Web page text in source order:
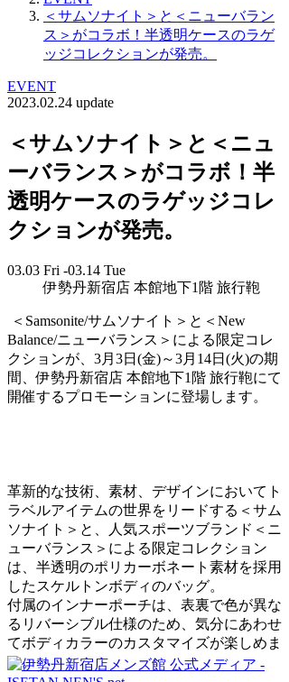
＜サムソナイト＞と＜ニューバラン
ス＞がコラボ！半透明ケースのラゲ
ッジコレクションが発売。
EVENT
2023.02.24 update
＜サムソナイト＞と＜ニュ
ーバランス＞がコラボ！半
透明ケースのラゲッジコレ
クションが発売。
03.03 Fri -03.14 Tue
伊勢丹新宿店 本館地下1階 旅行鞄
＜Samsonite/サムソナイト＞と＜New
Balance/ニューバランス＞による限定コレ
クションが、3月3日(金)～3月14日(火)の期
間、伊勢丹新宿店 本館地下1階 旅行鞄にて
開催するプロモーションに登場します。
革新的な技術、素材、デザインにおいてト
ラベルアイテムの世界をリードする＜サム
ソナイト＞と、人気スポーツブランド＜ニ
ューバランス＞による限定コレクション
は、半透明のポリカーボネート素材を採用
したスケルトンボディのバッグ。
付属のインナーポーチは、 表裏で色が異な
る リバーシブル仕様のため、気分にあわせ
てボディカラーのカスタマイズが楽しめま
す。